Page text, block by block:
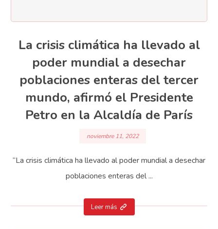
La crisis climática ha llevado al
poder mundial a desechar
poblaciones enteras del tercer
mundo, afirmó el Presidente
Petro en la Alcaldía de París
noviembre 11, 2022
“La crisis climática ha llevado al poder mundial a desechar
poblaciones enteras del ...
Leer más